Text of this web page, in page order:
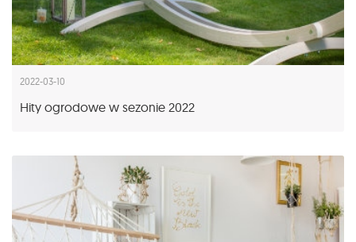
2022-03-10
Hity ogrodowe w sezonie 2022